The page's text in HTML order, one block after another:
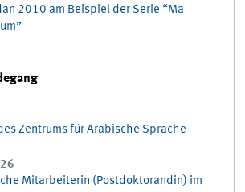
2010 am Beispiel der Serie “Ma
Zentrums für Arabische Sprache
Mitarbeiterin (Postdoktorandin) im